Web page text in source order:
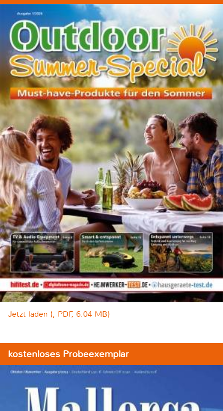
Jetzt laden (, PDF, 6.04 MB)
kostenloses Probeexemplar